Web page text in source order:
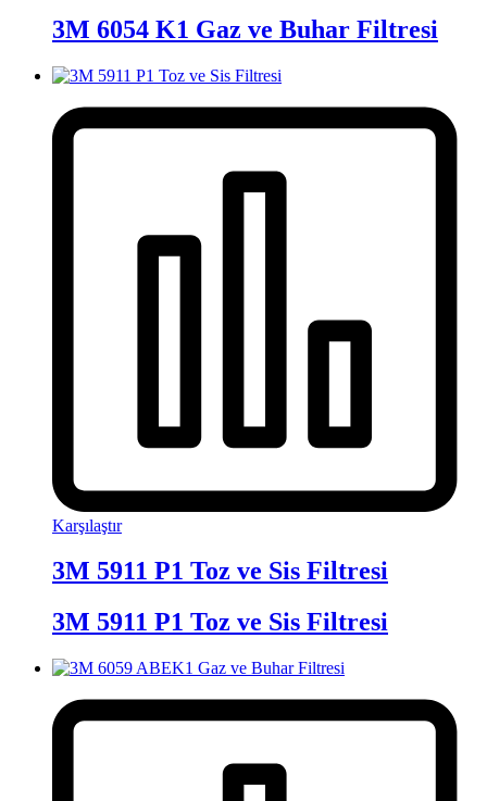
3M 6054 K1 Gaz ve Buhar Filtresi
Karşılaştır
3M 5911 P1 Toz ve Sis Filtresi
3M 5911 P1 Toz ve Sis Filtresi